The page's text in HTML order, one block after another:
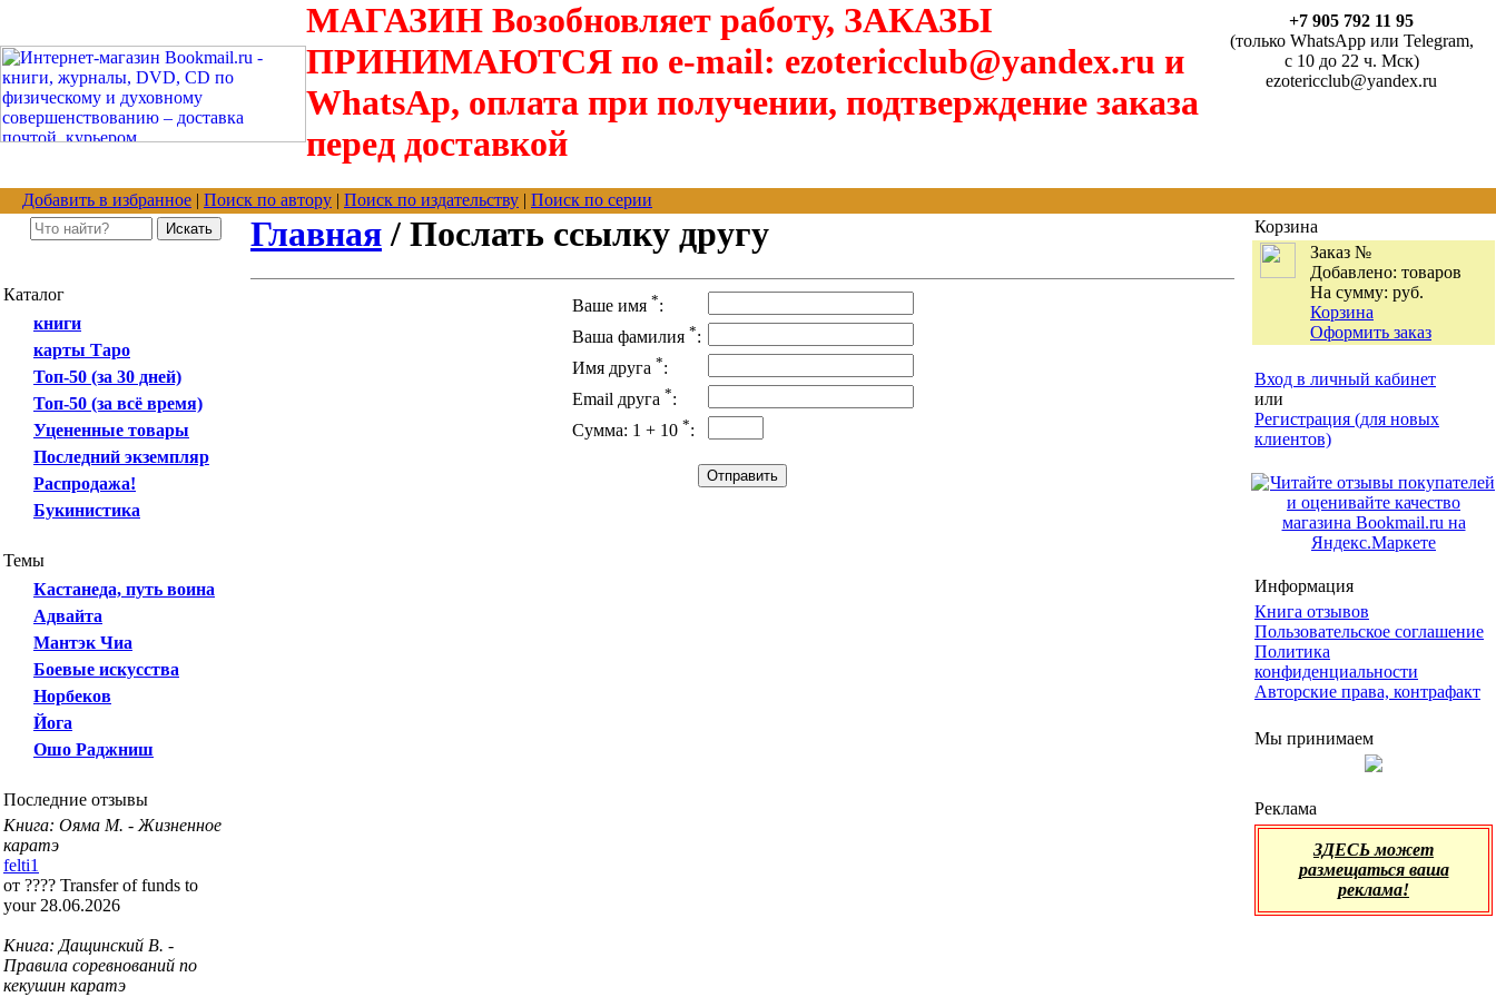
МАГАЗИН Возобновляет работу, ЗАКАЗЫ
ПРИНИМАЮТСЯ по e-mail: ezotericclub@yandex.ru и
WhatsAp, оплата при получении, подтверждение заказа
перед доставкой
+7 905 792 11 95
(только WhatsApp или Telegram,
с 10 до 22 ч. Мск)
ezotericclub@yandex.ru
Добавить в избранное | Поиск по автору | Поиск по издательству | Поиск по серии
Каталог
книги
карты Таро
Топ-50 (за 30 дней)
Топ-50 (за всё время)
Уцененные товары
Последний экземпляр
Распродажа!
Букинистика
Темы
Кастанеда, путь воина
Адвайта
Мантэк Чиа
Боевые искусства
Норбеков
Йога
Ошо Раджниш
Последние отзывы
Книга: Ояма М. - Жизненное
каратэ
felti1
от ???? Transfer of funds to
your 28.06.2026
Книга: Дащинский В. -
Правила соревнований по
кекушин каратэ
Главная / Послать ссылку другу
Ваше имя *:
Ваша фамилия *:
Имя друга *:
Email друга *:
Сумма: 1 + 10 *:
Корзина
Заказ №
Добавлено: товаров
На сумму: руб.
Корзина
Оформить заказ
Вход в личный кабинет
или
Регистрация (для новых
клиентов)
Информация
Книга отзывов
Пользовательское соглашение
Политика
конфиденциальности
Авторские права, контрафакт
Мы принимаем
Реклама
ЗДЕСЬ может
размещаться ваша
реклама!